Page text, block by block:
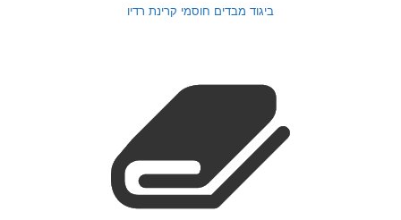
ביגוד מבדים חוסמי קרינת רדיו